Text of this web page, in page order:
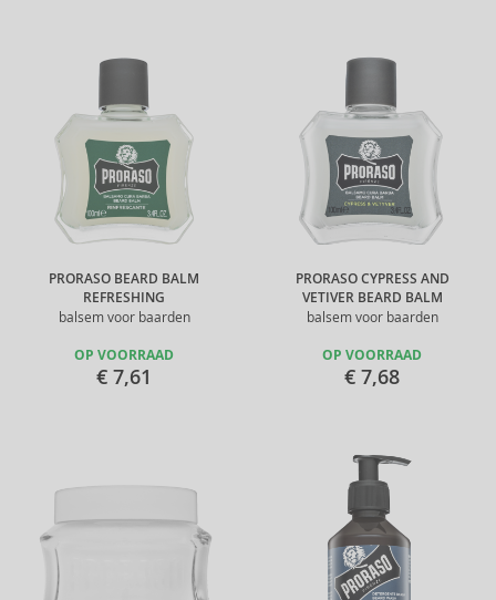
PRORASO BEARD BALM
REFRESHING
balsem voor baarden
OP VOORRAAD
€ 7,61
PRORASO CYPRESS AND
VETIVER BEARD BALM
balsem voor baarden
OP VOORRAAD
€ 7,68